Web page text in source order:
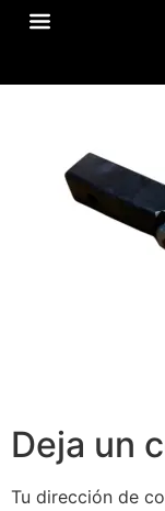
Deja un
Tu dirección de